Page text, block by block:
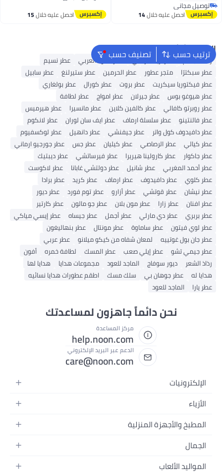
توصيل مجاني
توصيل مجانياحصل عليه خلال14
توصيل مجاني
احصل عليه خلال15
ترتيب حسب تصنيف حسب البحث الشائع
رذاذ للجسم عطر أريانا غراندي عطر العود العربي
عطر نسيم
عطر سبكترّا
متجر عطور عطر الحرمين عطر ستيرلنغ
عطر سابيل
عطر فيكتوريا سيكريت
عطر بروت عطر كورال
عطر بولغاري
عطر هيوغو بوس
عطر جيرلان عطر امواج
عطر لطافة
عطر روبرتو كافالي
عطر كالفين كلاين عطر مانسيرا
عطر هيرميس
عطر فالنتينو
عطر سلسلة ارماف عطر ايف سان لوران
عطر لانكوم
عطر دافيدوف كول واتر
عطر جيفنشي عطر دانهيل
عطر لوكسفيوم
عطر كيالي
عطر الرصاصي عطر كيليان عطر جس
عطر جورجيو ارماني
عطر جاكوار
عطر كارولينا هيريرا عطر فيرساتشي
عطر ديبتيك
عطر أحمد المغربي
عطر شانيل عطر دولتشي غابانا
عطر لاكوست
عطر كلوي
عطر دافيدوف عطر ارماف عطر كريد
عطر برادا
عطر نيشان
عطر قوتشي عطر أزارو عطر توم فورد
عطر ديور
عطر افنان
عطر زارا عطر مون بلان عطر جو مالون
عطر كارتير
عطر بربري
عطر دي مارلي عطر أجمل عطر جيساه
عطر إيسي مياكي
عطر لوي فيتون
عطر ساماوة عطر مونتال
عطر بنهاليغون
عطر جان بول غوتييه
لمعان شفاه من كيكو ميلانو
عطر عربي
عطر جيمي تشو
عطر إيلي صعب عطر المسك لطافة خمره
أفون
رذاذ الشعر
ديور سوفاج الماجد للعود مجموعات هدايا
هدايا لها
هدايا له
عطر جوهان بي سلك مسك
اطقم عطورات هدايا نسائيه
عطر يارا
الماجد للعود
نحن دائماً جاهزون لمساعدتك
مركز المساعدة
help.noon.com
الدعم عبر البريد الإلكتروني
care@noon.com
الإلكترونيات
الهواتف المتحركة
أجهزة الكمبيوتر المحمولة
التلفزيونات
الأزياء
أحذية رياضية رجالية
الساعات
حقائب الظهر
المطبخ والأجهزة المنزلية
الأجهزة الكبيرة
الجمال
العطور
المواليد الألعاب